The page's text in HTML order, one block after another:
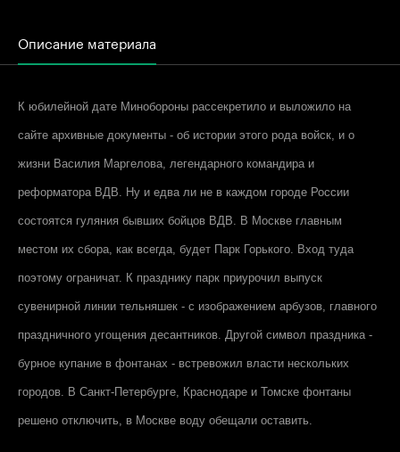
Описание материала
К юбилейной дате Минобороны рассекретило и выложило на
сайте архивные документы - об истории этого рода войск, и о
жизни Василия Маргелова, легендарного командира и
реформатора ВДВ. Ну и едва ли не в каждом городе России
состоятся гуляния бывших бойцов ВДВ. В Москве главным
местом их сбора, как всегда, будет Парк Горького. Вход туда
поэтому ограничат. К празднику парк приурочил выпуск
сувенирной линии тельняшек - с изображением арбузов, главного
праздничного угощения десантников. Другой символ праздника -
бурное купание в фонтанах - встревожил власти нескольких
городов. В Санкт-Петербурге, Краснодаре и Томске фонтаны
решено отключить, в Москве воду обещали оставить.